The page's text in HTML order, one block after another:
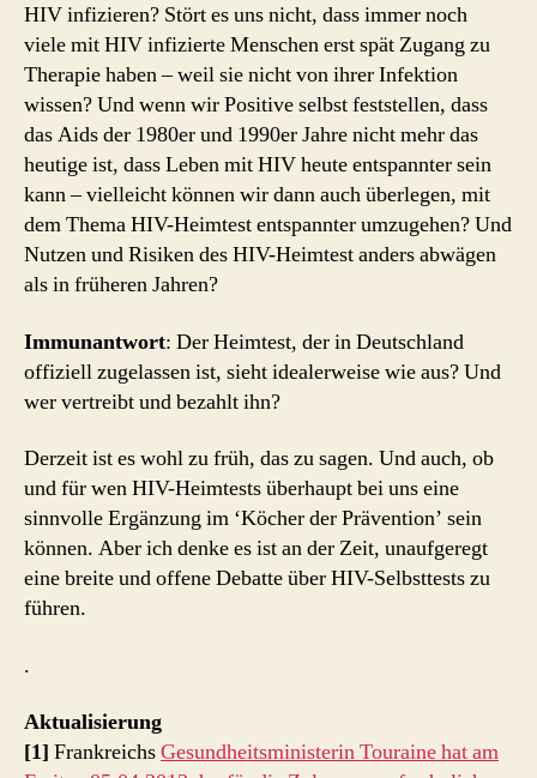
HIV infizieren? Stört es uns nicht, dass immer noch
viele mit HIV infizierte Menschen erst spät Zugang zu
Therapie haben – weil sie nicht von ihrer Infektion
wissen? Und wenn wir Positive selbst feststellen, dass
das Aids der 1980er und 1990er Jahre nicht mehr das
heutige ist, dass Leben mit HIV heute entspannter sein
kann – vielleicht können wir dann auch überlegen, mit
dem Thema HIV-Heimtest entspannter umzugehen? Und
Nutzen und Risiken des HIV-Heimtest anders abwägen
als in früheren Jahren?
Immunantwort: Der Heimtest, der in Deutschland
offiziell zugelassen ist, sieht idealerweise wie aus? Und
wer vertreibt und bezahlt ihn?
Derzeit ist es wohl zu früh, das zu sagen. Und auch, ob
und für wen HIV-Heimtests überhaupt bei uns eine
sinnvolle Ergänzung im ‘Köcher der Prävention’ sein
können. Aber ich denke es ist an der Zeit, unaufgeregt
eine breite und offene Debatte über HIV-Selbsttests zu
führen.
.
Aktualisierung
[1] FrankreichsGesundheitsministerin Touraine hat am